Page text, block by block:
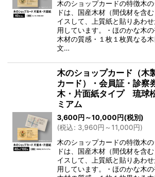
木のショップカードの特徴木
ドは、国産木材（間伐材を含
イスして、上質紙と貼りあわ
用しています。・ほのかな木
木材の質感・１枚１枚異なる
文…
木のショップカード（木
カード）・会員証・診
木・片面紙タイプ 琉球
ミアム
3,600円 ～10,000円(税別)
(税込: 3,960円 ～11,000円)
木のショップカードの特徴木
ドは、国産木材（間伐材を含
イスして、上質紙と貼りあわ
用しています。・ほのかな木